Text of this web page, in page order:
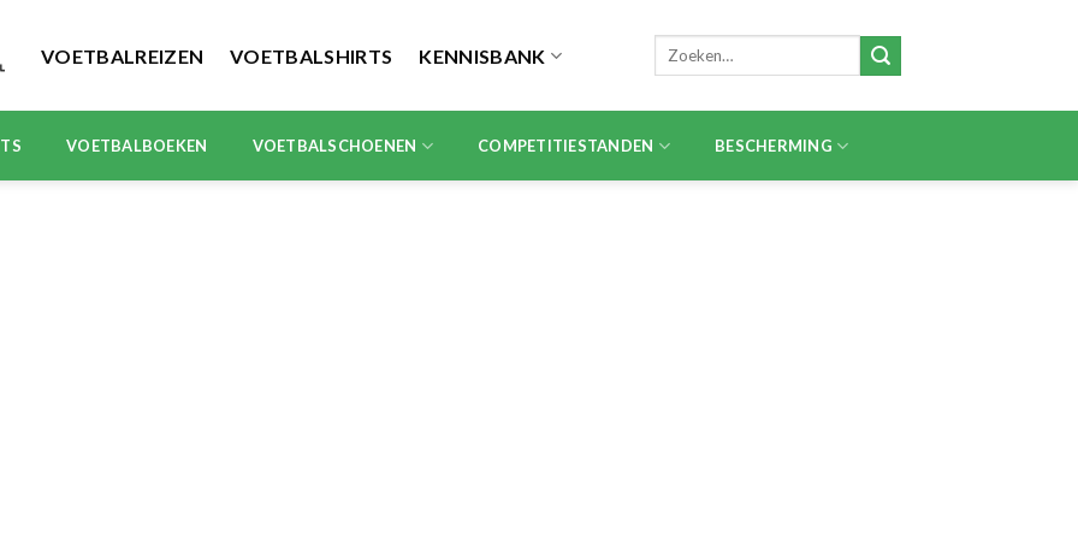
VOETBALREIZEN VOETBALSHIRTS KENNISBANK
Zoeken
VOETBALBOEKEN VOETBALSCHOENEN COMPETITIESTANDEN BESCHERMING